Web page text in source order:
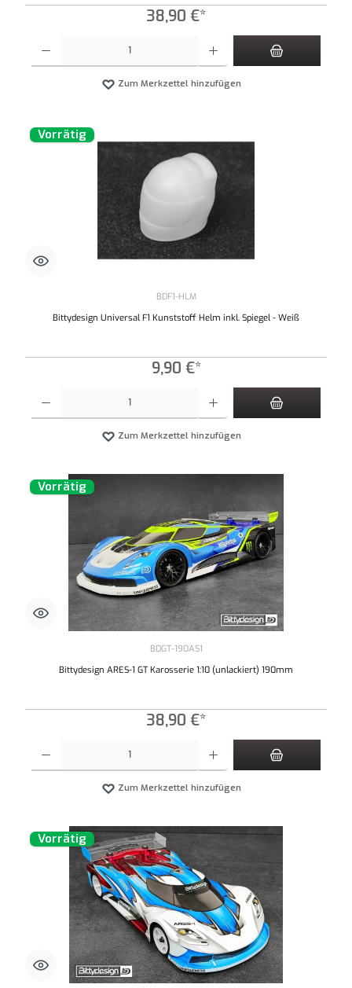
38,90 €*
Zum Merkzettel hinzufügen
Vorrätig
BDF1-HLM
Bittydesign Universal F1 Kunststoff Helm inkl. Spiegel - Weiß
9,90 €*
Zum Merkzettel hinzufügen
Vorrätig
BDGT-190AS1
Bittydesign ARES-1 GT Karosserie 1:10 (unlackiert) 190mm
38,90 €*
Zum Merkzettel hinzufügen
Vorrätig